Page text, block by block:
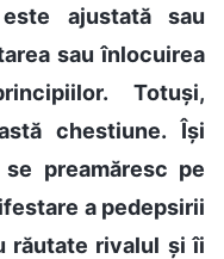
ajustată sau
sau înlocuirea
Totuși,
chestiune. Își
preamăresc pe
a pedepsirii
răutate rivalul și îi